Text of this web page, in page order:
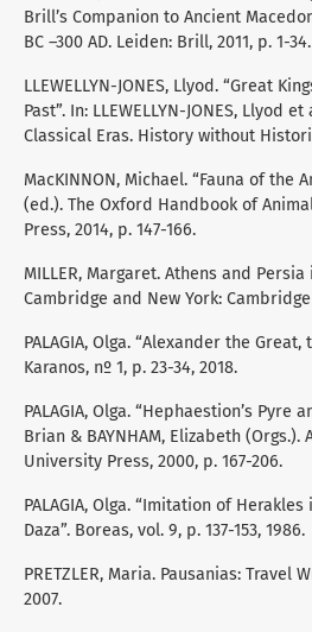
Brill’s Companion to Ancient
BC –300 AD. Leiden: Brill, 2011, p. 1-34.
LLEWELLYN-JONES, Llyod. “Great
Past”. In: LLEWELLYN-JONES,
Classical Eras. History without
MacKINNON, Michael. “Fauna of the
(ed.). The Oxford Handbook of
Press, 2014, p. 147-166.
MILLER, Margaret. Athens and
Cambridge and New York:
PALAGIA, Olga. “Alexander the
Karanos, nº 1, p. 23-34, 2018.
PALAGIA, Olga. “Hephaestion’s
Brian & BAYNHAM, Elizabeth
University Press, 2000, p. 167-206.
PALAGIA, Olga. “Imitation of
Daza”. Boreas, vol. 9, p. 137-153, 1986.
PRETZLER, Maria. Pausanias:
2007.